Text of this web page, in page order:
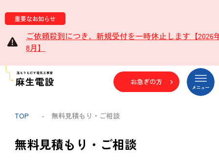
重要なお知らせ
ご依頼殺到につき、新規受付を一時休止します【2026
8月】
お急ぎの方
TOP - 無料見積もり・ご相談
無料見積もり・ご相談